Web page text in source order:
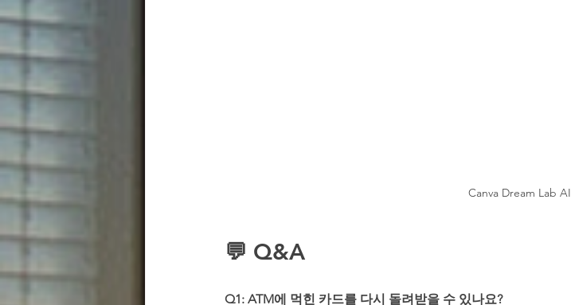
Canva Dream Lab AI
💬 Q&A
Q1: ATM에 먹힌 카드를 다시 돌려받을 수 있나요?